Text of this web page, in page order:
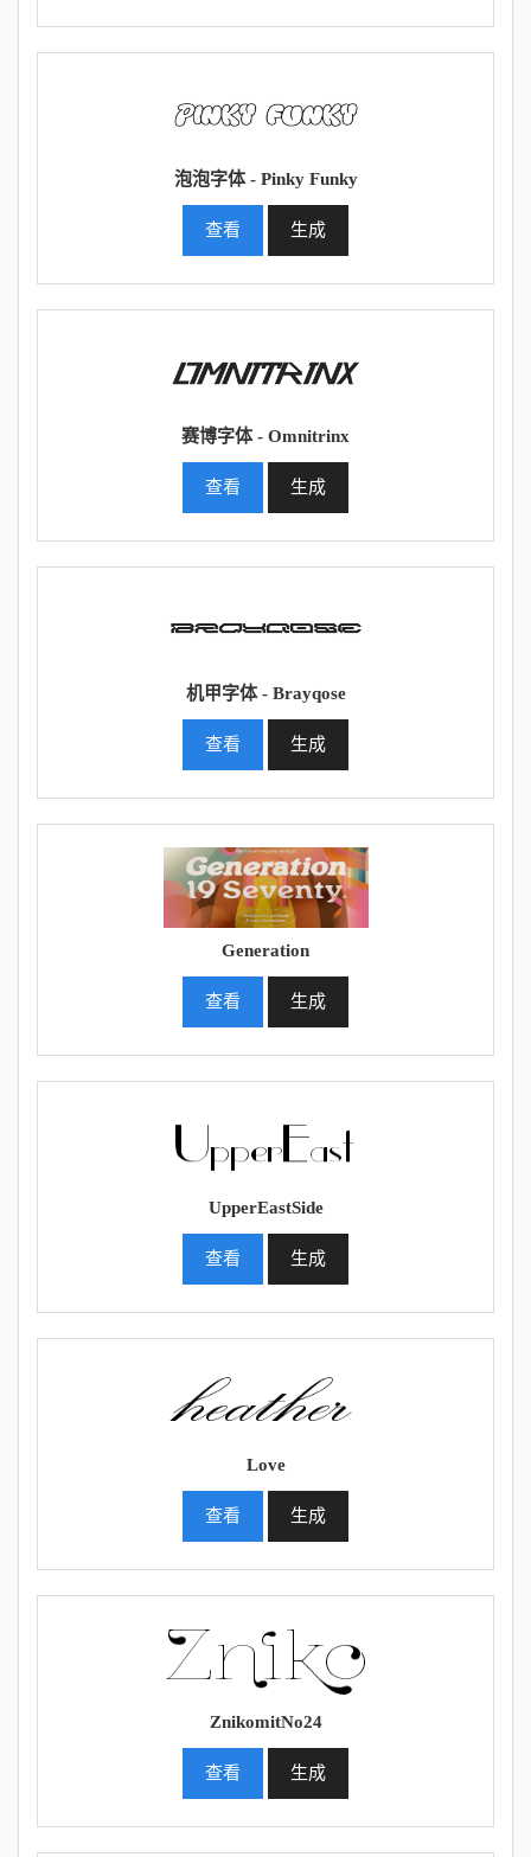
泡泡字体 - Pinky Funky
查看 生成
赛博字体 - Omnitrinx
查看 生成
机甲字体 - Brayqose
查看 生成
Generation
查看 生成
UpperEastSide
查看 生成
Love
查看 生成
ZnikomitNo24
查看 生成